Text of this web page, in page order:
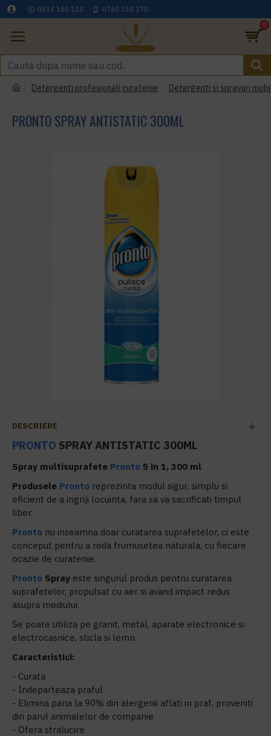
0314 100 110 0740 230 170
0
Detergenti profesionali curatenie Detergenti si sprayuri
PRONTO SPRAY ANTISTATIC 300ML
DESCRIERE
PRONTO SPRAY ANTISTATIC 300ML
Spray multisuprafete Pronto 5 in 1, 300 ml
Produsele Pronto reprezinta modul sigur, simplu si
eficient de a ingriji locuinta, fara sa va sacrificati timpul
liber.
Pronto nu inseamna doar curatarea suprafetelor, ci este
conceput pentru a reda frumusetea naturala, cu fiecare
ocazie de curatenie.
Pronto Spray este singurul produs pentru curatarea
suprafetelor, propulsat cu aer si avand impact redus
asupra mediului.
Se poate utiliza pe granit, metal, aparate electronice si
electrocasnice, sticla si lemn.
Caracteristici:
- Curata
- Indeparteaza praful
- Elimina pana la 90% din alergenii aflati in praf, proveniti
din parul animalelor de companie
- Ofera stralucire